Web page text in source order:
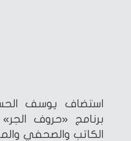
استضاف يوسف
برنامج «حروف
الكاتب والصحفي